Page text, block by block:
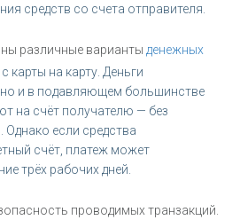
средств со счета отправителя.
различные варианты денежных
с карты на карту. Деньги
и в подавляющем большинстве
на счёт получателю — без
если средства
счёт, платеж может
трёх рабочих дней.
проводимых транзакций.